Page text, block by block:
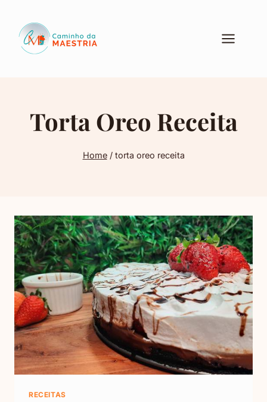
Conteúdo
Torta Oreo Receita
Home / torta oreo receita
RECEITAS